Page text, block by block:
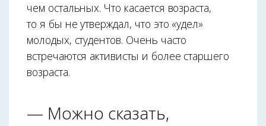
чем остальных. Что касается возраста,
то я бы не утверждал, что это «удел»
молодых, студентов. Очень часто
встречаются активисты и более старшего
возраста.
— Можно сказать,